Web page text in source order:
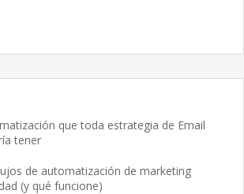
que toda estrategia de Email
tener
de automatización de marketing
(y qué funcione)